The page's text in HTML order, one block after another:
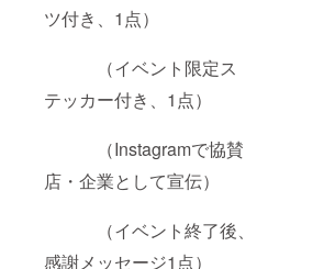
ツ付き、1点）
（イベント限定ス
テッカー付き、1点）
（Instagramで協賛
店・企業として宣伝）
（イベント終了後、
感謝メッセージ1点）